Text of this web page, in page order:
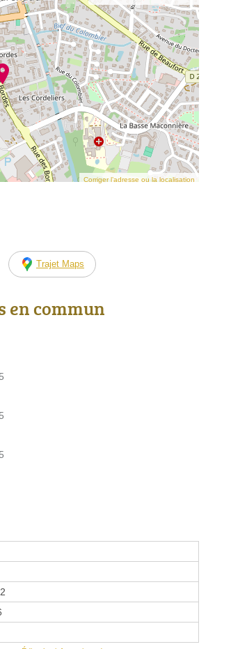
Corriger l’adresse ou la localisation
Trajet Maps
en commun